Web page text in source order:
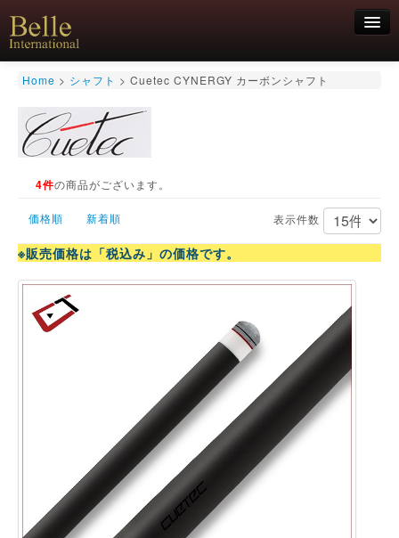
ログイン
HOME
キュー用途別
キューケース
アクセサリー
特価商品
Home > シャフト > Cuetec CYNERGY カーボンシャフト
4件の商品がございます。
価格順 新着順 表示件数
※販売価格は「税込み」の価格です。